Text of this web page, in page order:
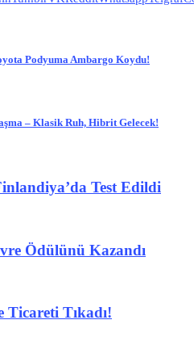
Podyuma Ambargo Koydu!
– Klasik Ruh, Hibrit Gelecek!
Test Edildi
Ödülünü Kazandı
Tıkadı!